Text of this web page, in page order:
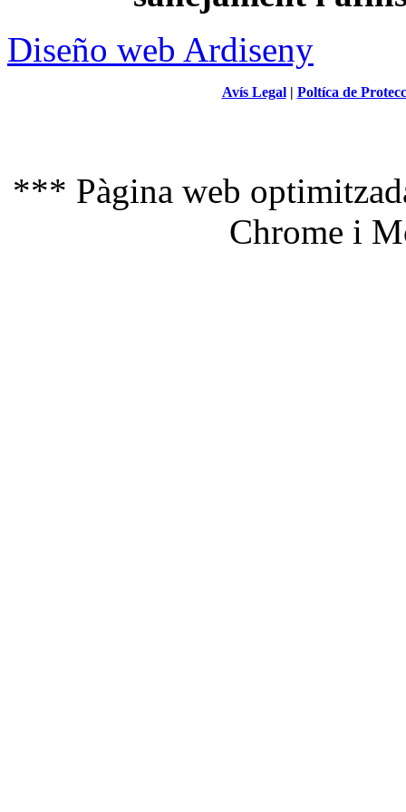
Diseño web Ardiseny
Avís Legal| Poltíca de
*** Pàgina web
Chrome i